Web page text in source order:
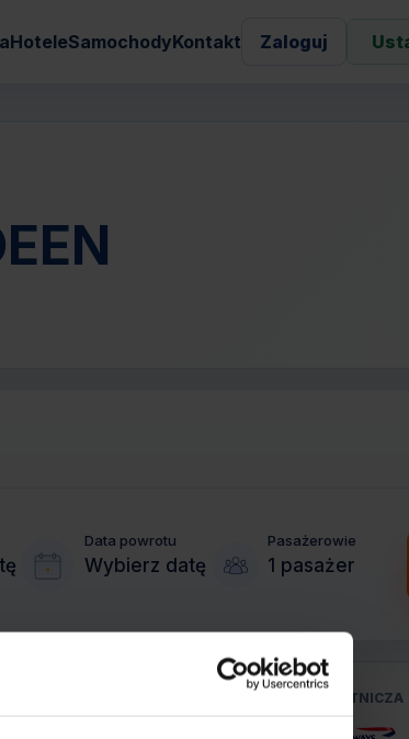
HoteleSamochodyKontakt Zaloguj
Data powrotu
Wybierz datę
Pasażerowie
1 pasażer
LINIA LOTNICZA